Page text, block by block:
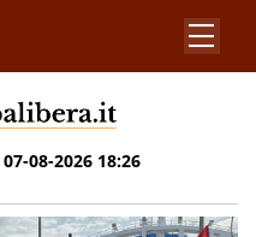
07-08-2026 18:26